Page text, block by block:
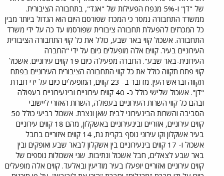
אפשריים. עם הכרזת מצב חרום תצומצם תנועת רכבות הנוסעים
והמטענים באופן ניכר ויופסקו קווים בלתי חיוניים. הרכבת הכינה מבעוד
מועד חדרים אטומים, בסמוך לכל תחנות הרכבת, שישמשו את הנוסעים
בעת חרום. גם לעובדי הרכבת הוכשרו מקומות חלופיים, שיאפשרו להם
להמשיך בעבודה בזמן חרום. חברות התעופה הישראליות נערכו לשמש
כקשר האווירי היחיד בין ישראל והעולם וזאת על סמך ההערכה כי כמעט כל
חברות התעופה הזרות יפסיקו את טיסותיהן לישראל, מיד עם תחילת
המתקפה בעירק. מקור: אבנר עובדיה, דובר משרד התחבורה
של "דן" ו-5% מנפח הפעילות של "אגד", בתחבורה הציבורית.
ממשרד התחבורה נמסר כי המכרז שפורסם היום הוא הגדול ביותר מבין
כל המכרזים להפעלת תחבורה ציבורית שפורסמו עד כה על ידי משרד
התחבורה. אשכול קווי באר שבע, כולל את כל קווי התחבורה הציבורית
העירוניים בעיר. קווים אלה מופעלים כיום על ידי "החברה
העירונית-באר שבע". החברה מפעילה כיום 19 קווים עירוניים. אשכול
קווי פתח תקווה כולל את כל קווי התחבורה הציבורית העירוניים בפתח
תקווה ובראש העין. מדובר ב- 23 קווים, המופעלים כיום על ידי חברת
"דן". אשכול שלישי כולל כ- 40 קווים עירוניים ובינעירוניים בעפולה
ובהם כל קווי השרות העירוניים בעפולה, השרות האזורי ליישובי
הסביבה והשרות הבינעירוני לבית שאן ונצרת. אשכול רביעי כולל 50
קווים עירוניים, אזוריים ובינעירוניים באשקלון, מהם 18 קווים עירוניים
בעיר אשקלון וקו עירוני נוסף בקרית גת, 14 קווים איזוריים בחבל
אשכול ו- 17 קווים בינעירוניים בין אשקלון לבאר שבע ואופקים ובין
באר שבע לצאלים, חבל אשכול ונתיבות. שני אשכולות נוספים של
קווים עירוניים ואזוריים יופעלו בעיר מודיעין ובאלעד. קווים אלה מופעלים